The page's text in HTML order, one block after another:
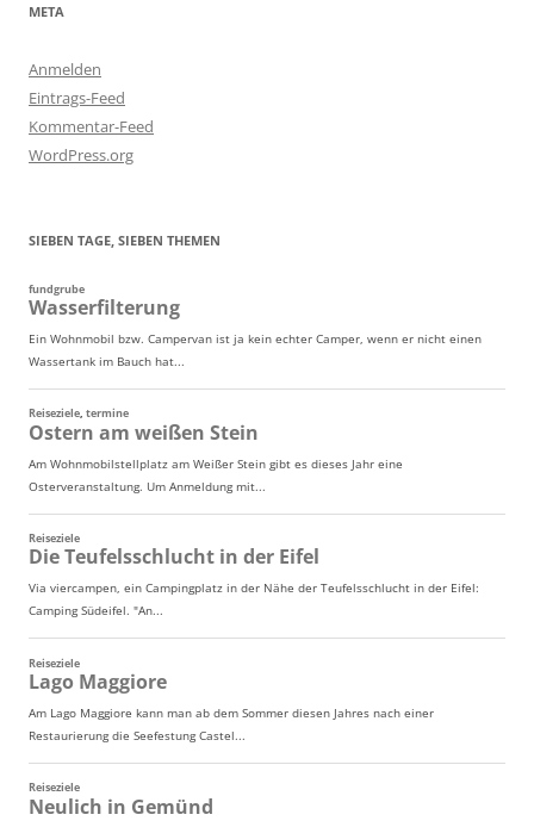
META
Anmelden
Eintrags-Feed
Kommentar-Feed
WordPress.org
SIEBEN TAGE, SIEBEN THEMEN